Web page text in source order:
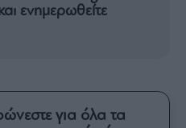
ενημερωθείτε
για όλα τα